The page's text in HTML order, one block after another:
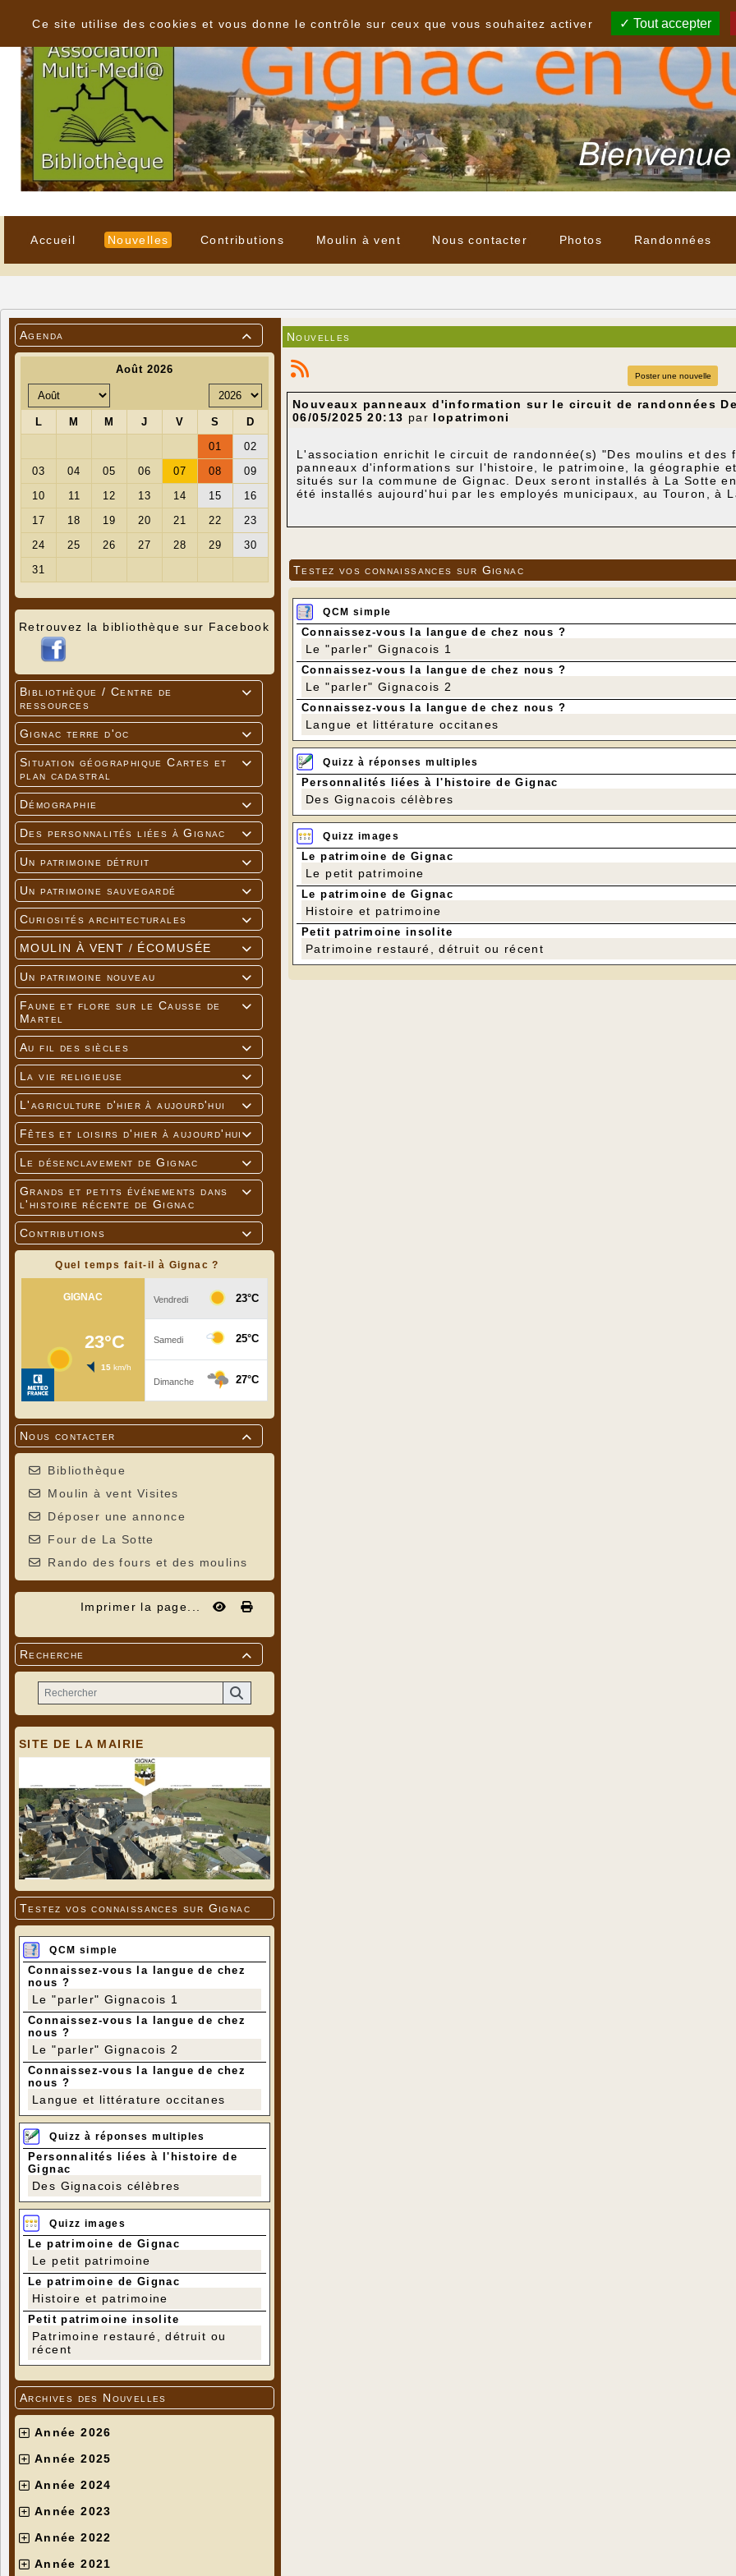
Accueil Nouvelles Contributions Moulin à vent Nous contacter Photos Randonnées

Agenda
Retrouvez la bibliothèque sur Facebook

Bibliothèque / Centre de
ressources

Gignac terre d'oc

Situation géographique Cartes et
plan cadastral

Démographie

Des personnalités liées à Gignac

Un patrimoine détruit

Un patrimoine sauvegardé

Curiosités architecturales

MOULIN À VENT / ÉCOMUSÉE

Un patrimoine nouveau

Faune et flore sur le Causse de
Martel

Au fil des siècles

La vie religieuse

L'agriculture d'hier à aujourd'hui

Fêtes et loisirs d'hier à aujourd'hui

Le désenclavement de Gignac

Grands et petits événements dans
l'histoire récente de Gignac

Contributions
Quel temps fait-il à Gignac ?

Nous contacter
Bibliothèque
Moulin à vent Visites
Déposer une annonce
Four de La Sotte
Rando des fours et des moulins
Imprimer la page...

Recherche
SITE DE LA MAIRIE
Testez vos connaissances sur Gignac
QCM simple
Connaissez-vous la langue de chez
nous ?
Le "parler" Gignacois 1
Connaissez-vous la langue de chez
nous ?
Le "parler" Gignacois 2
Connaissez-vous la langue de chez
nous ?
Langue et littérature occitanes
Quizz à réponses multiples
Personnalités liées à l'histoire de
Gignac
Des Gignacois célèbres
Quizz images
Le patrimoine de Gignac
Le petit patrimoine
Le patrimoine de Gignac
Histoire et patrimoine
Petit patrimoine insolite
Patrimoine restauré, détruit ou
récent
Archives des Nouvelles
Année 2026
Année 2025
Année 2024
Année 2023
Année 2022
Année 2021
Nouvelles
Poster une nouvelle
Nouveaux panneaux d'information sur le circuit de randonnées
06/05/2025 20:13 par lopatrimoni
L'association enrichit le circuit de randonnée(s) "Des moulins et des
panneaux d'informations sur l'histoire, le patrimoine, la géographie
situés sur la commune de Gignac. Deux seront installés à La Sotte
été installés aujourd'hui par les employés municipaux, au Touron, à
bord de route), à Leygonie, à la fontaine des Genestes, aux lavoirs
Testez vos connaissances sur Gignac
QCM simple
Connaissez-vous la langue de chez nous ?
Le "parler" Gignacois 1
Connaissez-vous la langue de chez nous ?
Le "parler" Gignacois 2
Connaissez-vous la langue de chez nous ?
Langue et littérature occitanes
Quizz à réponses multiples
Personnalités liées à l'histoire de Gignac
Des Gignacois célèbres
Quizz images
Le patrimoine de Gignac
Le petit patrimoine
Le patrimoine de Gignac
Histoire et patrimoine
Petit patrimoine insolite
Patrimoine restauré, détruit ou récent
Ce site utilise des cookies et vous donne le contrôle sur ceux que vous souhaitez activer
Tout accepter